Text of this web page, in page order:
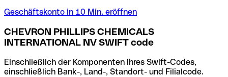
Geschäftskonto in 10 Min. eröffnen
CHEVRON PHILLIPS CHEMICALS
INTERNATIONAL NV SWIFT code
Einschließlich der Komponenten Ihres Swift-Codes,
einschließlich Bank-, Land-, Standort- und Filialcode.